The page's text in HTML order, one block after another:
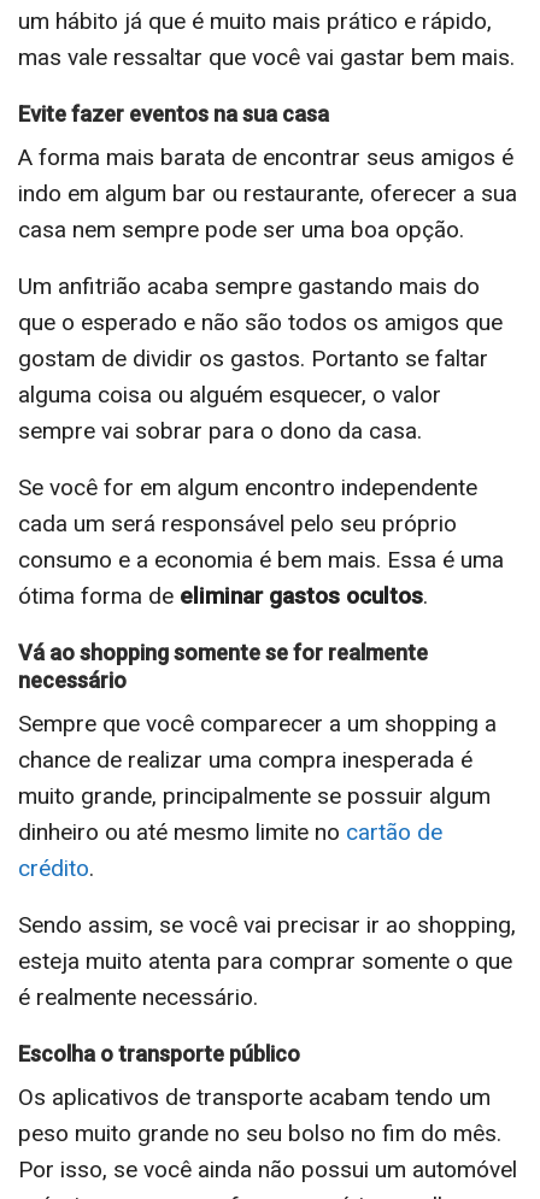
um hábito já que é muito mais prático e rápido,
mas vale ressaltar que você vai gastar bem mais.
Evite fazer eventos na sua casa
A forma mais barata de encontrar seus amigos é
indo em algum bar ou restaurante, oferecer a sua
casa nem sempre pode ser uma boa opção.
Um anfitrião acaba sempre gastando mais do
que o esperado e não são todos os amigos que
gostam de dividir os gastos. Portanto se faltar
alguma coisa ou alguém esquecer, o valor
sempre vai sobrar para o dono da casa.
Se você for em algum encontro independente
cada um será responsável pelo seu próprio
consumo e a economia é bem mais. Essa é uma
ótima forma de eliminar gastos ocultos.
Vá ao shopping somente se for realmente
necessário
Sempre que você comparecer a um shopping a
chance de realizar uma compra inesperada é
muito grande, principalmente se possuir algum
dinheiro ou até mesmo limite no cartão de
crédito.
Sendo assim, se você vai precisar ir ao shopping,
esteja muito atenta para comprar somente o que
é realmente necessário.
Escolha o transporte público
Os aplicativos de transporte acabam tendo um
peso muito grande no seu bolso no fim do mês.
Por isso, se você ainda não possui um automóvel